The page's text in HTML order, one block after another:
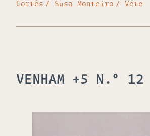
Cortês
Susa Monteiro Véte
VENHAM +5 N.º 12